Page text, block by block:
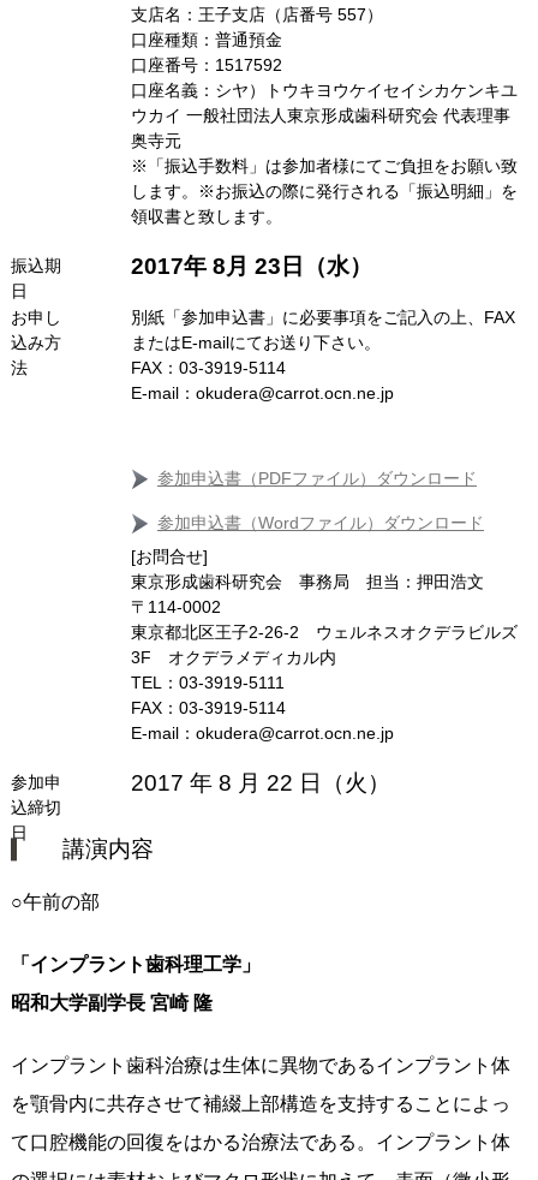
支店名：王子支店（店番号 557）
口座種類：普通預金
口座番号：1517592
口座名義：シヤ）トウキヨウケイセイシカケンキユ
ウカイ 一般社団法人東京形成歯科研究会 代表理事
奥寺元
※「振込手数料」は参加者様にてご負担をお願い致
します。※お振込の際に発行される「振込明細」を
領収書と致します。
振込期
日
2017年 8月 23日（水）
お申し
込み方
法
別紙「参加申込書」に必要事項をご記入の上、FAX
またはE-mailにてお送り下さい。
FAX：03-3919-5114
E‐mail：okudera@carrot.ocn.ne.jp
参加申込書（PDFファイル）ダウンロード
参加申込書（Wordファイル）ダウンロード
[お問合せ]
東京形成歯科研究会 事務局 担当：押田浩文
〒114‐0002
東京都北区王子2‐26‐2 ウェルネスオクデラビルズ
3F オクデラメディカル内
TEL：03‐3919‐5111
FAX：03‐3919‐5114
E‐mail：okudera@carrot.ocn.ne.jp
参加申
込締切
日
2017 年 8 月 22 日（火）
講演内容
○午前の部
「インプラント歯科理工学」
昭和大学副学長 宮崎 隆
インプラント歯科治療は生体に異物であるインプラント体
を顎骨内に共存させて補綴上部構造を支持することによっ
て口腔機能の回復をはかる治療法である。インプラント体